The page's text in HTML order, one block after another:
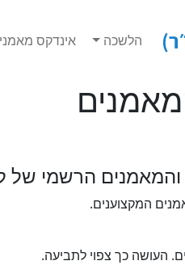
הלשכה אינדקס
והמאמנים הרשמי
המקצוענים.
העושה כך צפוי לתביעה.